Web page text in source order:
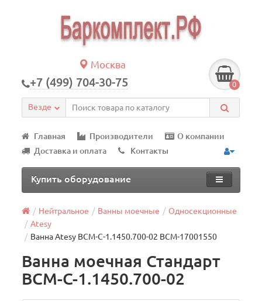
Москва
+7 (499) 704-30-75 0
Везде
Главная Производители
О компании
Доставка и оплата
Контакты
Купить оборудование
Нейтральное Ванны моечные
Односекционные
Atesy
Ванна Atesy ВСМ-С-1.1450.700-02 ВСМ-17001550
Ванна моечная Стандарт
ВСМ-С-1.1450.700-02